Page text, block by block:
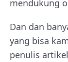
mendukung
Dan dan
yang bisa
penulis